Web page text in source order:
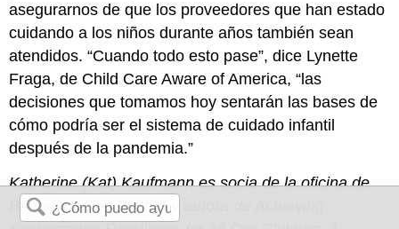
asegurarnos de que los proveedores que han estado
cuidando a los niños durante años también sean
atendidos. “Cuando todo esto pase”, dice Lynette
Fraga, de Child Care Aware of America, “las
decisiones que tomamos hoy sentarán las bases de
cómo podría ser el sistema de cuidado infantil
después de la pandemia.”
Katherine (Kat) Kaufmann es socia de la oficina de
Bridgespan en Boston y autora de Achieving